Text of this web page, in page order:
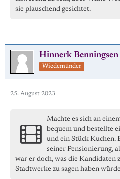
sie plauschend gesichtet.
Hinnerk Benningsen
Wiedemünder
25. August 2023
Machte es sich an
bequem und bestellte
und ein Stück Kuchen.
seiner Pensionierung,
war er doch, was die Kandidaten
Stadtwerke zu sagen haben